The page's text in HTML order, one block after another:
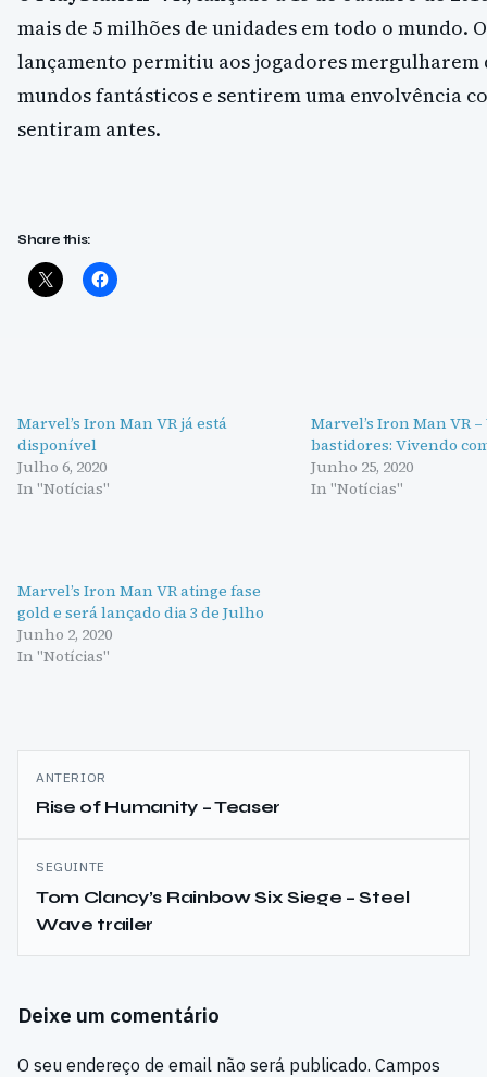
mais de 5 milhões de unidades em todo o mundo.
lançamento permitiu aos jogadores mergulharem
mundos fantásticos e sentirem uma envolvência
sentiram antes.
Share this:
Marvel’s Iron Man VR já está
disponível
Julho 6, 2020
In "Notícias"
Marvel’s Iron Man VR
bastidores: Vivendo
Junho 25, 2020
In "Notícias"
Marvel’s Iron Man VR atinge fase
gold e será lançado dia 3 de Julho
Junho 2, 2020
In "Notícias"
Navegação
de
artigos
ANTERIOR
Rise of Humanity – Teaser
SEGUINTE
Tom Clancy’s Rainbow Six Siege – Steel
Wave trailer
Deixe um comentário
O seu endereço de email não será publicado. Campos